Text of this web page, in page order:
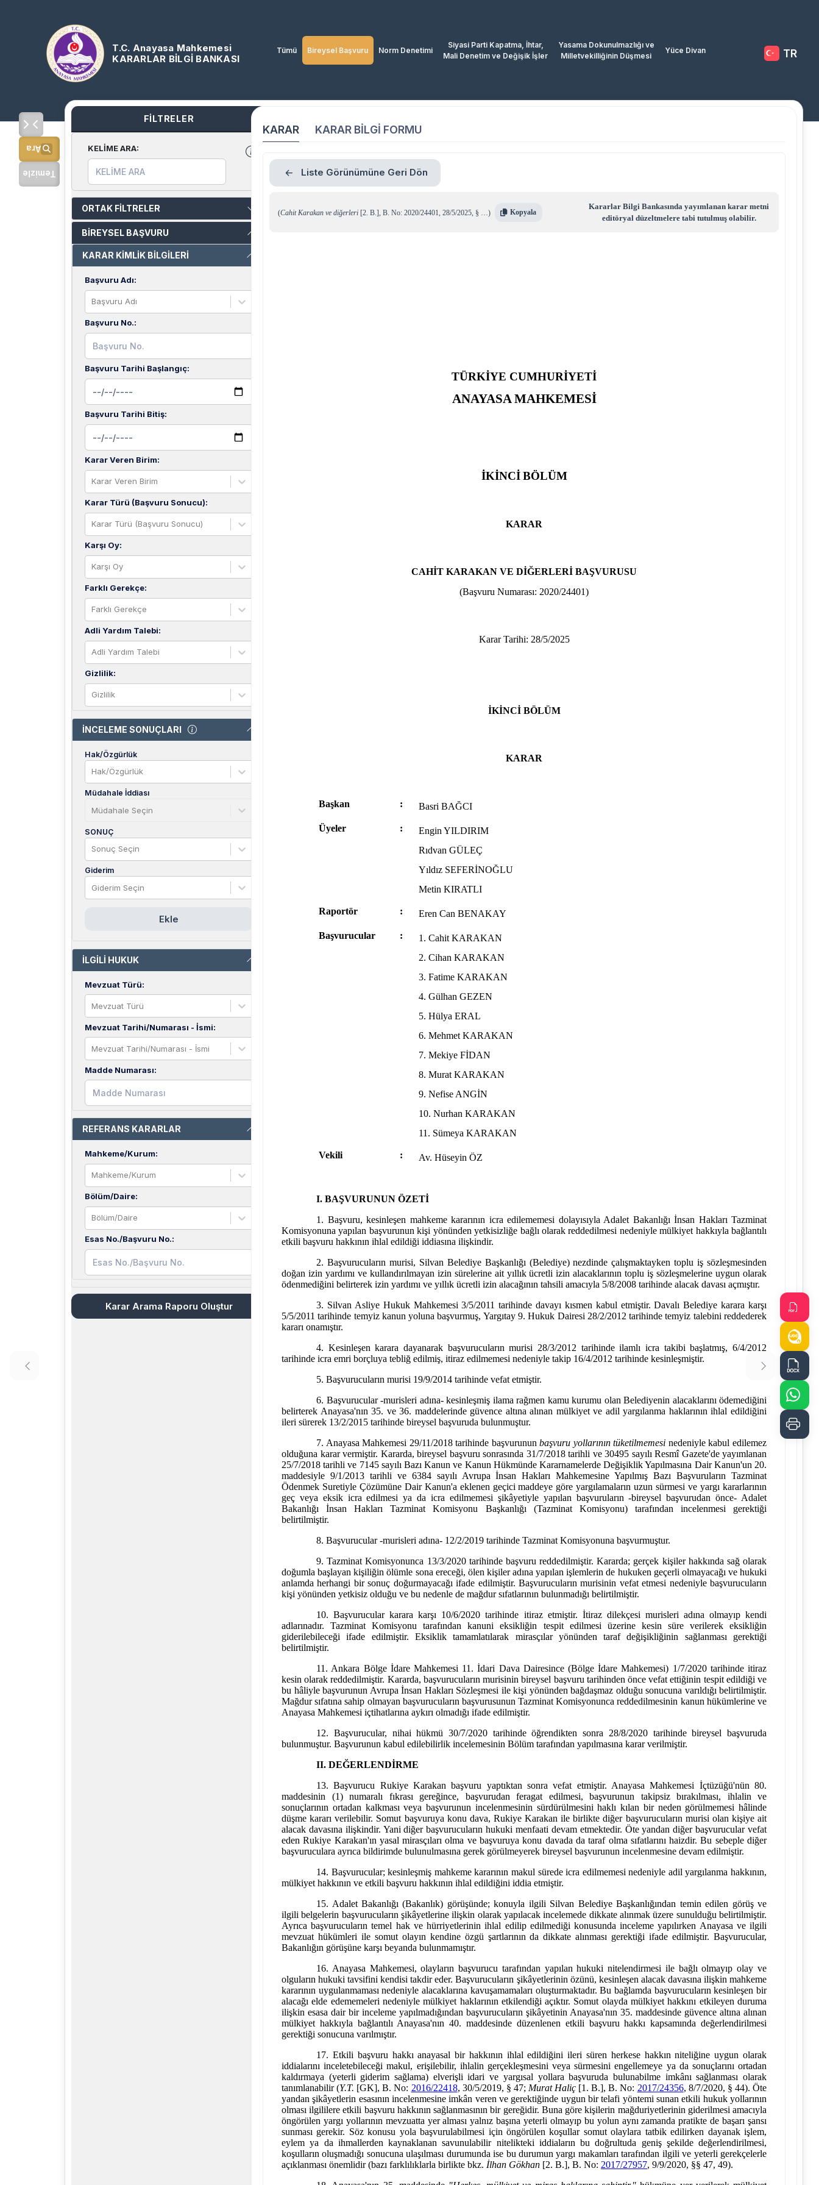
T.C. Anayasa Mahkemesi
KARARLAR BİLGİ BANKASI
Tümü Bireysel Başvuru Norm Denetimi
Siyasi Parti Kapatma, İhtar,
Mali Denetim ve Değişik İşler
Yasama Dokunulmazlığı ve
Milletvekilliğinin Düşmesi
Yüce Divan TR
Ara
Temizle
FİLTRELER
KELİME ARA:
ORTAK FİLTRELER
BİREYSEL BAŞVURU
KARAR KİMLİK BİLGİLERİ
Başvuru Adı:
Başvuru Adı
Başvuru No.:
Başvuru Tarihi Başlangıç:
Başvuru Tarihi Bitiş:
Karar Veren Birim:
Karar Veren Birim
Karar Türü (Başvuru Sonucu):
Karar Türü (Başvuru Sonucu)
Karşı Oy:
Karşı Oy
Farklı Gerekçe:
Farklı Gerekçe
Adli Yardım Talebi:
Adli Yardım Talebi
Gizlilik:
Gizlilik
İNCELEME SONUÇLARI
Hak/Özgürlük
Hak/Özgürlük
Müdahale İddiası
Müdahale Seçin
SONUÇ
Sonuç Seçin
Giderim
Giderim Seçin
Ekle
İLGİLİ HUKUK
Mevzuat Türü:
Mevzuat Türü
Mevzuat Tarihi/Numarası - İsmi:
Mevzuat Tarihi/Numarası - İsmi
Madde Numarası:
REFERANS KARARLAR
Mahkeme/Kurum:
Mahkeme/Kurum
Bölüm/Daire:
Bölüm/Daire
Esas No./Başvuru No.:
Karar Arama Raporu Oluştur
KARAR KARAR BİLGİ FORMU
Liste Görünümüne Geri Dön
(Cahit Karakan ve diğerleri [2. B.], B. No: 2020/24401, 28/5/2025, § …) Kopyala
Kararlar Bilgi Bankasında yayımlanan karar metni
editöryal düzeltmelere tabi tutulmuş olabilir.